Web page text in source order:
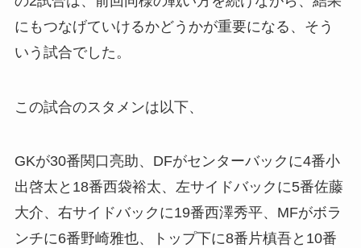
にもつなげていけるかどうかが重要になる、そう
いう試合でした。
この試合のスタメンは以下、
GKが30番関口亮助、DFがセンターバックに4番小
出啓太と18番西袋裕太、左サイドバックに5番佐藤
大介、右サイドバックに19番西澤秀平、MFがボラ
ンチに6番野崎雅也、トップ下に8番片槙吾と10番